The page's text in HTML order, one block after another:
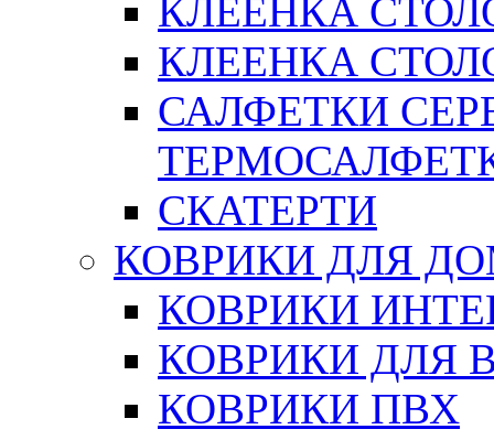
КЛЕЕНКА
КЛЕЕНКА
САЛФЕТКИ
СКАТЕРТИ
КОВРИКИ ДЛЯ
КОВРИКИ
КОВРИКИ ДЛЯ
КОВРИКИ ПВХ